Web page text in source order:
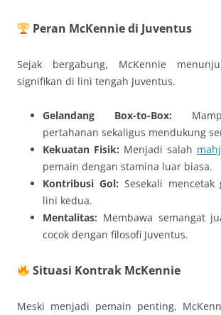
Peran McKennie di Juventus
Sejak bergabung, McKennie
signifikan di lini tengah Juventus.
Gelandang Box-to-Box:
pertahanan sekaligus mendukung
Kekuatan Fisik: Menjadi salah
pemain dengan stamina luar biasa.
Kontribusi Gol: Sesekali
lini kedua.
Mentalitas: Membawa semangat
cocok dengan filosofi Juventus.
Situasi Kontrak McKennie
Meski menjadi pemain penting,